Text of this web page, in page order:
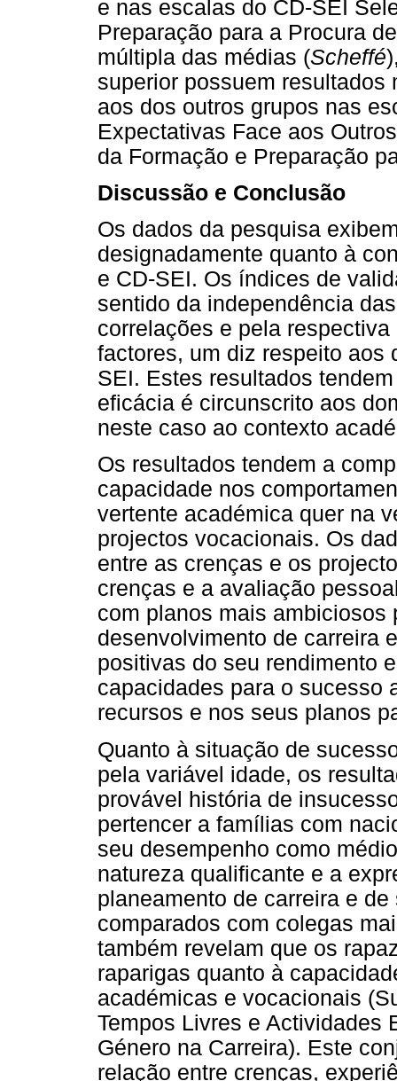
e nas escalas do CD-SEI
Preparação para a Procura
múltipla das médias (Scheffé
superior possuem
aos dos outros grupos nas
Expectativas Face aos
da Formação e Preparação
Discussão e Conclusão
Os dados da pesquisa
designadamente quanto à
e CD-SEI. Os índices de
sentido da independência
correlações e pela
factores, um diz respeito aos
SEI. Estes resultados
eficácia é circunscrito aos
neste caso ao contexto
Os resultados tendem a
capacidade nos
vertente académica quer na
projectos vocacionais. Os
entre as crenças e os
crenças e a avaliação
com planos mais
desenvolvimento de carreira
positivas do seu rendimento
capacidades para o sucesso
recursos e nos seus planos
Quanto à situação de
pela variável idade, os
provável história de
pertencer a famílias com
seu desempenho como
natureza qualificante e a
planeamento de carreira e
comparados com colegas
também revelam que os
raparigas quanto à
académicas e vocacionais
Tempos Livres e Actividades
Género na Carreira). Este
relação entre crenças,